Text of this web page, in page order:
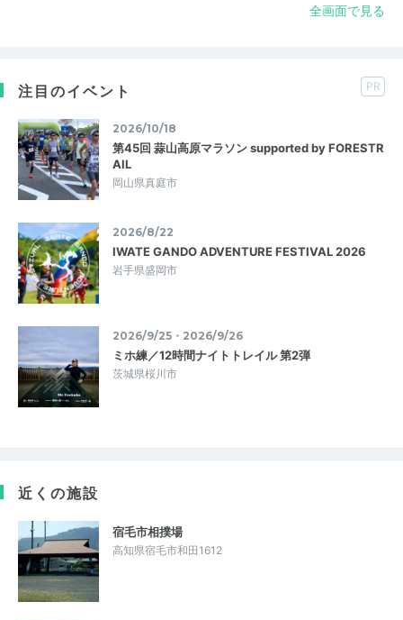
全画面で見る
注目のイベント PR
2026/10/18
第45回 蒜山高原マラソン supported by FORESTR
AIL
岡山県真庭市
2026/8/22
IWATE GANDO ADVENTURE FESTIVAL 2026
岩手県盛岡市
2026/9/25・2026/9/26
ミホ練／12時間ナイトトレイル 第2弾
茨城県桜川市
近くの施設
宿毛市相撲場
高知県宿毛市和田1612